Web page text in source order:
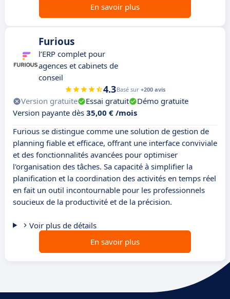
En savoir plus
Furious
l’ERP complet pour
agences et cabinets de
conseil
4.3Basé sur +200 avis
Version gratuite Essai gratuit
Démo gratuite
Version payante dès 35,00 € /mois
Furious se distingue comme une solution de gestion de
planning fiable et efficace, offrant une interface conviviale
et des fonctionnalités avancées pour optimiser
l'organisation des tâches. Sa capacité à simplifier la
planification et la coordination des activités en temps réel
en fait un outil incontournable pour les professionnels
soucieux de la productivité et de la précision.
Voir plus de détails
En savoir plus